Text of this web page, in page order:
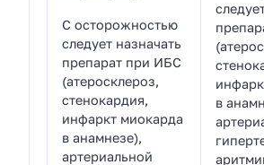
С осторожностью
следует назначать
препарат при ИБС
(атеросклероз,
стенокардия,
инфаркт миокарда
в анамнезе),
артериальной
в